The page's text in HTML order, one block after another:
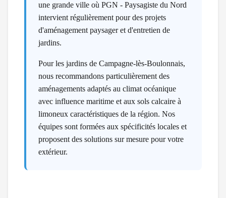
une grande ville où PGN - Paysagiste du Nord
intervient régulièrement pour des projets
d'aménagement paysager et d'entretien de
jardins.
Pour les jardins de Campagne-lès-Boulonnais,
nous recommandons particulièrement des
aménagements adaptés au climat océanique
avec influence maritime et aux sols calcaire à
limoneux caractéristiques de la région. Nos
équipes sont formées aux spécificités locales et
proposent des solutions sur mesure pour votre
extérieur.